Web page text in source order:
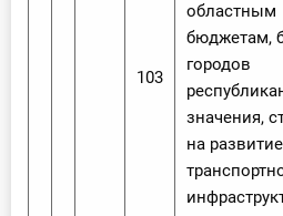
103
областным
бюджетам,
городов
значения,
на развитие